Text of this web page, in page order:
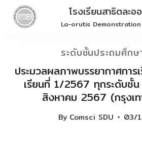
Skip
โรงเรียนสาธิตละอ
La-orutis
ระดับชั้นประถมศึก
ประมวลผลภาพบรรยากาศการ
เรียนที่ 1/2567 ทุกระดับชั้
สิงหาคม 2567 (กรุงเ
By Comsci SDU 03/